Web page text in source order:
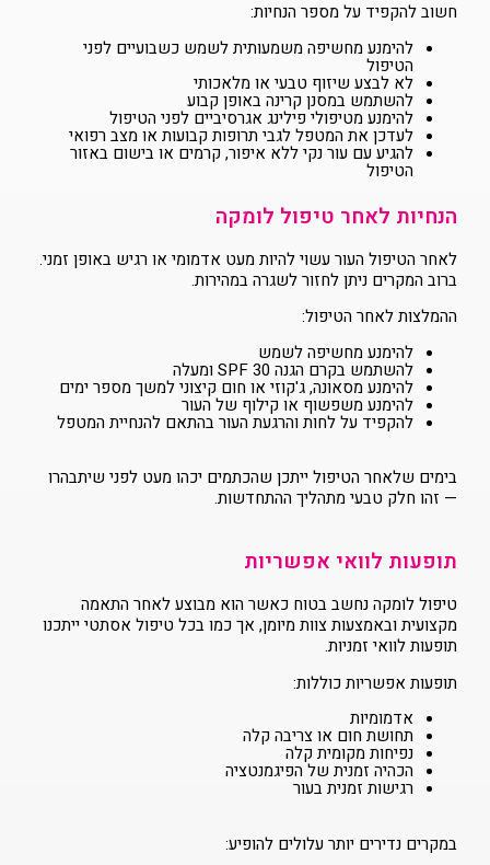
חשוב להקפיד על מספר הנחיות:
להימנע מחשיפה משמעותית לשמש כשבועיים לפני
הטיפול
לא לבצע שיזוף טבעי או מלאכותי
להשתמש במסנן קרינה באופן קבוע
להימנע מטיפולי פילינג אגרסיביים לפני הטיפול
לעדכן את המטפל לגבי תרופות קבועות או מצב רפואי
להגיע עם עור נקי ללא איפור, קרמים או בישום באזור
הטיפול
הנחיות לאחר טיפול לומקה
לאחר הטיפול העור עשוי להיות מעט אדמומי או רגיש באופן זמני.
ברוב המקרים ניתן לחזור לשגרה במהירות.
ההמלצות לאחר הטיפול:
להימנע מחשיפה לשמש
להשתמש בקרם הגנה SPF 30 ומעלה
להימנע מסאונה, ג'קוזי או חום קיצוני למשך מספר ימים
להימנע משפשוף או קילוף של העור
להקפיד על לחות והרגעת העור בהתאם להנחיית המטפל
בימים שלאחר הטיפול ייתכן שהכתמים יכהו מעט לפני שיתבהרו
— זהו חלק טבעי מתהליך ההתחדשות.
תופעות לוואי אפשריות
טיפול לומקה נחשב בטוח כאשר הוא מבוצע לאחר התאמה
מקצועית ובאמצעות צוות מיומן, אך כמו בכל טיפול אסתטי ייתכנו
תופעות לוואי זמניות.
תופעות אפשריות כוללות:
אדמומיות
תחושת חום או צריבה קלה
נפיחות מקומית קלה
הכהיה זמנית של הפיגמנטציה
רגישות זמנית בעור
במקרים נדירים יותר עלולים להופיע: